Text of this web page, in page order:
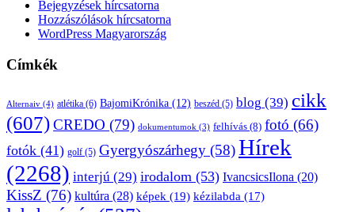
Bejegyzések hírcsatorna
Hozzászólások hírcsatorna
WordPress Magyarország
Címkék
Alternaiv (4) atlétika (6) BajomiKrónika (12) beszéd (5) blog (39) cikk
(607)CREDO (79) dokumentumok (3) felhívás (8) fotó (66)
fotók (41) golf (5) Gyergyószárhegy (58)Hírek
(2268) interjú (29) irodalom (53) IvancsicsIlona (20)
KissZ (76) kultúra (28) képek (19) kézilabda (17)